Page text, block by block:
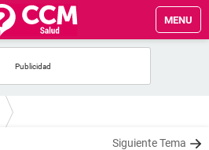
MENU
Siguiente Tema